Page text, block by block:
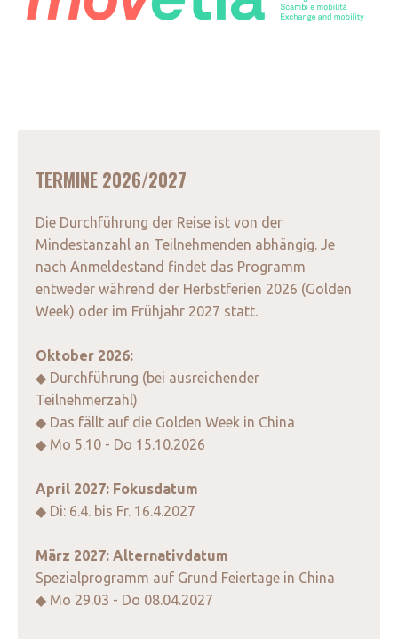
TERMINE 2026/2027
Die Durchführung der Reise ist von der
Mindestanzahl an Teilnehmenden abhängig. Je
nach Anmeldestand findet das Programm
entweder während der Herbstferien 2026 (Golden
Week) oder im Frühjahr 2027 statt.
Oktober 2026:
◆ Durchführung (bei ausreichender
Teilnehmerzahl)
◆ Das fällt auf die Golden Week in China
◆ Mo 5.10 - Do 15.10.2026
April 2027: Fokusdatum
◆ Di: 6.4. bis Fr. 16.4.2027
März 2027: Alternativdatum
Spezialprogramm auf Grund Feiertage in China
◆ Mo 29.03 - Do 08.04.2027